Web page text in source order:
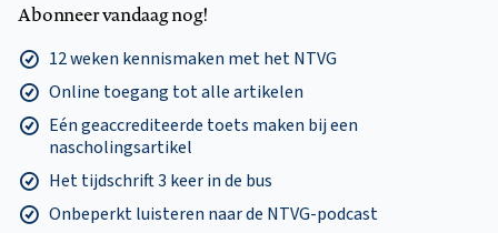
Abonneer vandaag nog!
12 weken kennismaken met het NTVG
Online toegang tot alle artikelen
Eén geaccrediteerde toets maken bij een
nascholingsartikel
Het tijdschrift 3 keer in de bus
Onbeperkt luisteren naar de NTVG-podcast